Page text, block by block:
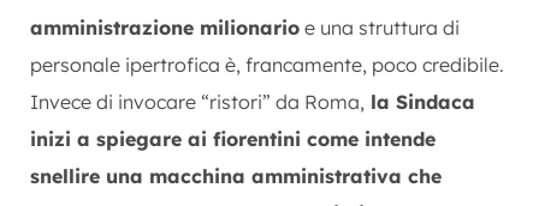
amministrazione milionario e una struttura di
personale ipertrofica è, francamente, poco credibile.
Invece di invocare “ristori” da Roma, la Sindaca
inizi a spiegare ai fiorentini come intende
snellire una macchina amministrativa che